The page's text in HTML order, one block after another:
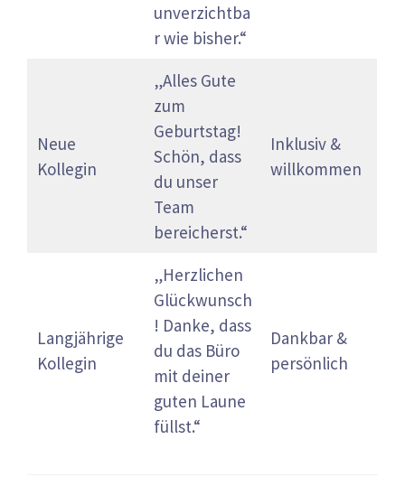
unverzichtba
r wie bisher.“
Neue
Kollegin
„Alles Gute
zum
Geburtstag!
Schön, dass
du unser
Team
bereicherst.“
Inklusiv &
willkommen
Langjährige
Kollegin
„Herzlichen
Glückwunsch
! Danke, dass
du das Büro
mit deiner
guten Laune
füllst.“
Dankbar &
persönlich